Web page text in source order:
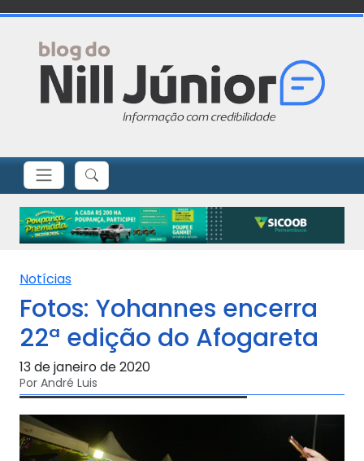
Notícias
Fotos: Yohannes encerra
22ª edição do Afogareta
13 de janeiro de 2020
Por André Luis